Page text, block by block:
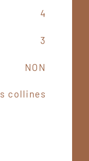
4
3
NON
collines